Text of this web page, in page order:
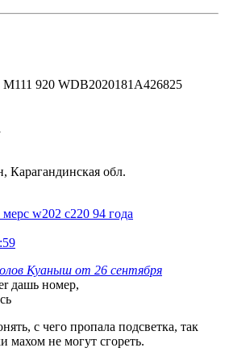
М111 920 WDB2020181A426825
Карагандинская обл.
w202 c220 94 года
Куаныш от 26 сентября
дашь номер,
с чего пропала подсветка, так
махом не могут сгореть.